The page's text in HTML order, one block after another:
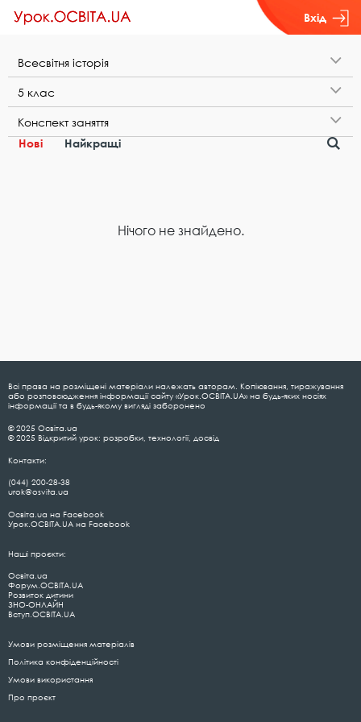
Вхід
В​с​е​с​в​і​т​н​я​ ​і​с​т​о​р​і​я
5​ ​к​л​а​с
К​о​н​с​п​е​к​т​ ​з​а​н​я​т​т​я
Нові
Найкращі
Нічого не знайдено.
Всі права на розміщені матеріали належать авторам. Копіювання, тиражування
або розповсюдження інформації сайту «Урок.ОСВІТА.UA» на будь-яких носіях
інформації та в будь-якому вигляді заборонено
© 2025 Освіта.ua
© 2025 Відкритий урок: розробки, технології, досвід
Контакти:
(044) 200-28-38
urok@osvita.ua
Освіта.ua на Facebook
Урок.ОСВІТА.UA на Facebook
Наші проєкти:
Освіта.ua
Форум.ОСВІТА.UA
Розвиток дитини
ЗНО-ОНЛАЙН
Вступ.ОСВІТА.UA
Умови розміщення матеріалів
Політика конфіденційності
Умови використання
Про проєкт